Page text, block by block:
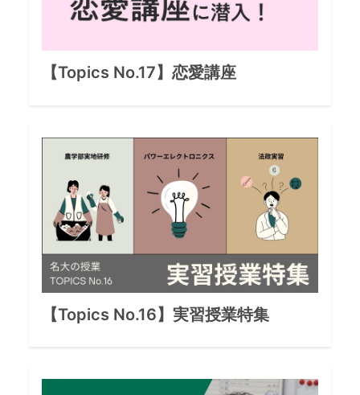
【Topics No.17】 恋愛講座
【Topics No.16】 実習授業特集